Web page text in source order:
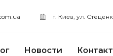
г. Киев, ул.
Новости